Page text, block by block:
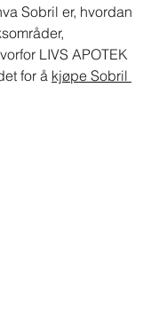
Sobril er, hvordan
LIVS APOTEK
for å kjøpe Sobril